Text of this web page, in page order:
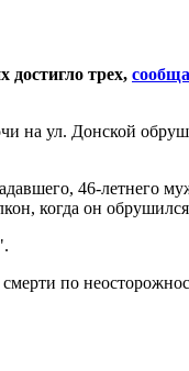
достигло трех,
ул. Донской
46-летнего
когда он
по